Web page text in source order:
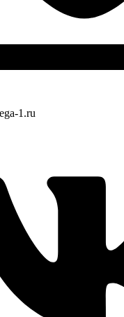
1.ru